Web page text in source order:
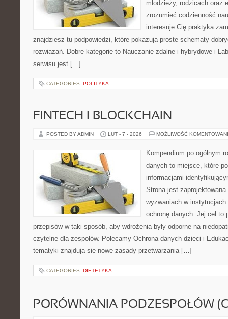
młodzieży, rodzicach oraz
zrozumieć codzienność
interesuje Cię praktyka
znajdziesz tu podpowiedzi, które pokazują proste schematy
rozwiązań. Dobre kategorie to Nauczanie zdalne i hybrydowe i
serwisu jest […]
CATEGORIES: POLITYKA
FINTECH I BLOCKCHAIN
POSTED BY ADMIN LUT - 7 - 2026 MOŻLIWOŚĆ
Kompendium po ogólnym
danych to miejsce, które
informacjami
Strona jest
wyzwaniach w
ochronę danych. Jej cel to
przepisów w taki sposób, aby wdrożenia były odporne na
czytelne dla zespołów. Polecamy Ochrona danych dzieci i
tematyki znajdują się nowe zasady przetwarzania […]
CATEGORIES: DIETETYKA
PORÓWNANIA PODZESPOŁÓW